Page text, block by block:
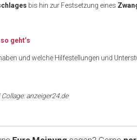
bis hin zur Festsetzung eines
geht’s
und welche Hilfestellungen und
anzeiger24.de